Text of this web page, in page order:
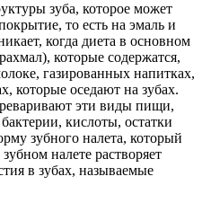
зуба, которое может
то есть на эмаль и
когда диета в основном
которые содержатся,
газированных напитках,
которые оседают на зубах.
эти виды пищи,
кислоты, остатки
зубного налета, который
налете растворяет
в зубах, называемые